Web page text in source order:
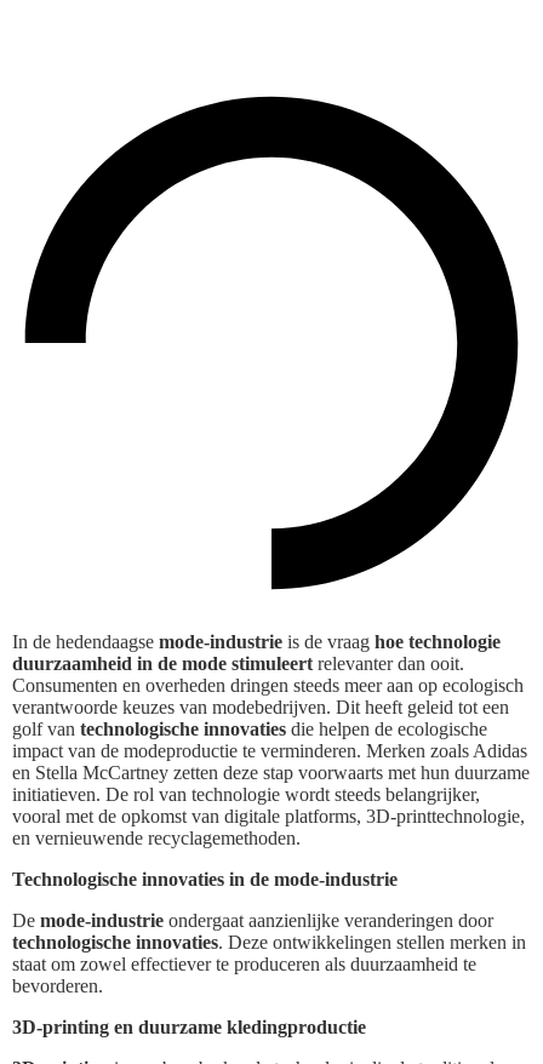
In de hedendaagse mode-industrie is de vraag hoe technologie
duurzaamheid in de mode stimuleert relevanter dan ooit.
Consumenten en overheden dringen steeds meer aan op ecologisch
verantwoorde keuzes van modebedrijven. Dit heeft geleid tot een
golf van technologische innovaties die helpen de ecologische
impact van de modeproductie te verminderen. Merken zoals Adidas
en Stella McCartney zetten deze stap voorwaarts met hun duurzame
initiatieven. De rol van technologie wordt steeds belangrijker,
vooral met de opkomst van digitale platforms, 3D-printtechnologie,
en vernieuwende recyclagemethoden.
Technologische innovaties in de mode-industrie
De mode-industrie ondergaat aanzienlijke veranderingen door
technologische innovaties. Deze ontwikkelingen stellen merken in
staat om zowel effectiever te produceren als duurzaamheid te
bevorderen.
3D-printing en duurzame kledingproductie